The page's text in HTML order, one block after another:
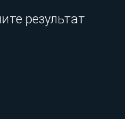
результат